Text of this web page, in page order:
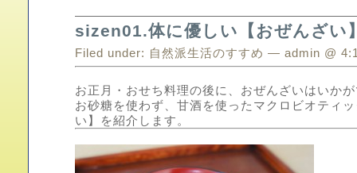
sizen01.体に優しい【おぜんざい
Filed under: 自然派生活のすすめ — admin @
お正月・おせち料理の後に、おぜんざいはいか
お砂糖を使わず、甘酒を使ったマクロビオティ
い】を紹介します。